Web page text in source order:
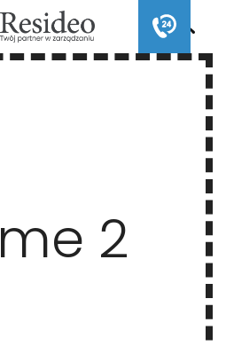
2